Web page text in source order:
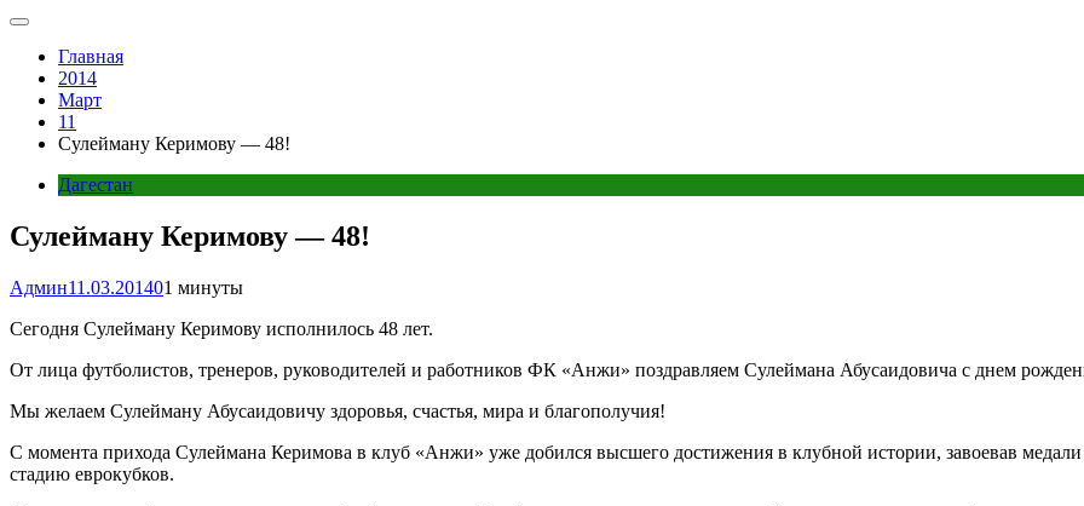
Главная
2014
Март
11
Сулейману Керимову — 48!
Дагестан
Сулейману Керимову — 48!
Админ11.03.201401 минуты
Сегодня Сулейману Керимову исполнилось 48 лет.
От лица футболистов, тренеров, руководителей и работников ФК «Анжи» поздравляем Сулеймана Абусаидовича с днем
Мы желаем Сулейману Абусаидовичу здоровья, счастья, мира и благополучия!
С момента прихода Сулеймана Керимова в клуб «Анжи» уже добился высшего достижения в клубной истории, завоевав
стадию еврокубков.